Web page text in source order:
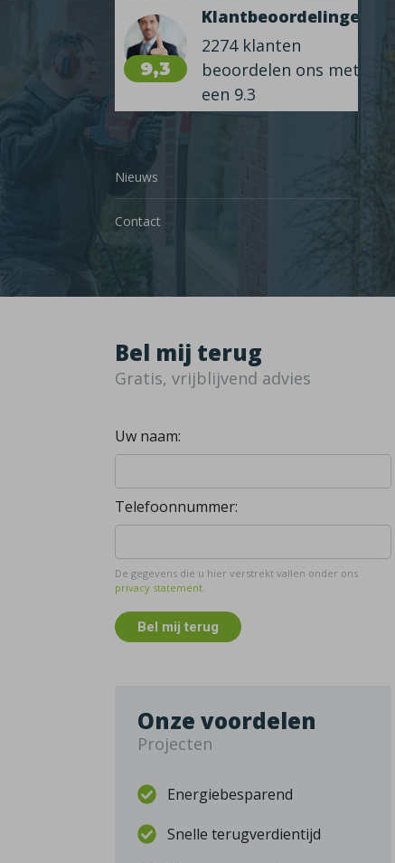
9,3
Klantbeoordelingen
2274 klanten
beoordelen ons met
een 9.3
Nieuws
Contact
Bel mij terug
Gratis, vrijblijvend advies
Uw naam:
Telefoonnummer:
De gegevens die u hier verstrekt vallen onder ons
privacy statement.
Bel mij terug
Onze voordelen
Projecten
Energiebesparend
Snelle terugverdientijd